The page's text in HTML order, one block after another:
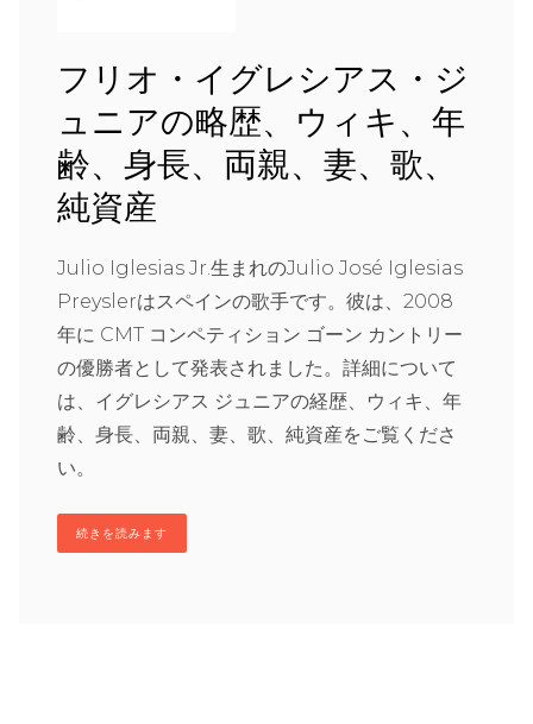
フリオ・イグレシアス・ジ
ュニアの略歴、ウィキ、年
齢、身長、両親、妻、歌、
純資産
Julio Iglesias Jr.生まれのJulio José Iglesias
Preyslerはスペインの歌手です。彼は、2008
年に CMT コンペティション ゴーン カントリー
の優勝者として発表されました。詳細について
は、イグレシアス ジュニアの経歴、ウィキ、年
齢、身長、両親、妻、歌、純資産をご覧くださ
い。
続きを読みます